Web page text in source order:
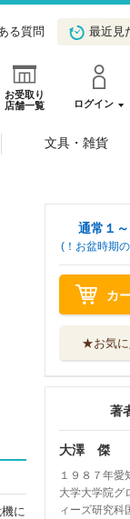
る質問 最近見
お受取り
店舗一覧
ログイン
文具・雑貨
に
通常１
(！お盆時期
カ
★お気に
著
大澤 傑
１９８７年愛
大学大学院グ
ィーズ研究科